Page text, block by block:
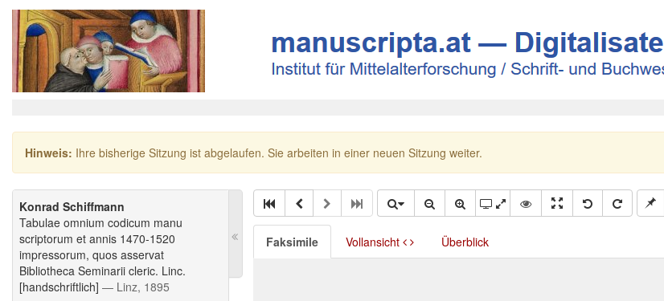
Hinweis: Ihre bisherige Sitzung ist abgelaufen. Sie arbeiten in einer neuen Sitzung weiter.
Konrad Schiffmann
Tabulae omnium codicum manu
scriptorum et annis 1470-1520
impressorum, quos asservat
Bibliotheca Seminarii cleric. Linc.
[handschriftlich] — Linz, 1895
Faksimile Vollansicht Überblick